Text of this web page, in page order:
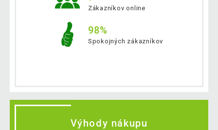
Zákazníkov online
98%
Spokojných zákazníkov
Výhody nákupu